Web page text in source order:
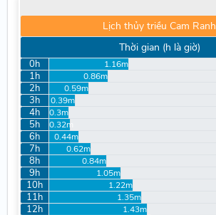
Lịch thủy triều Cam Ranh
Thời gian (h là giờ)
0h 1.16m
1h 0.86m
2h 0.59m
3h 0.39m
4h 0.3m
5h 0.32m
6h 0.44m
7h 0.62m
8h 0.84m
9h 1.05m
10h 1.22m
11h 1.35m
12h 1.43m